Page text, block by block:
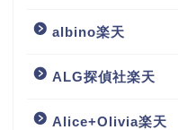
albino楽天
ALG探偵社楽天
Alice+Olivia楽天